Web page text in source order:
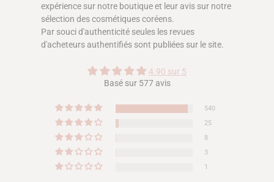
expérience sur notre boutique et leur avis sur notre
sélection des cosmétiques coréens.
Par souci d'authenticité seules les revues
d'acheteurs authentifiés sont publiées sur le site.
4.90 sur 5
Basé sur 577 avis
540
25
8
3
1